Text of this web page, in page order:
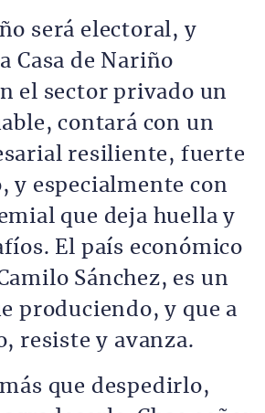
será electoral, y
Casa de Nariño
el sector privado un
contará con un
resiliente, fuerte
y especialmente con
que deja huella y
El país económico
Sánchez, es un
produciendo, y que a
resiste y avanza.
que despedirlo,